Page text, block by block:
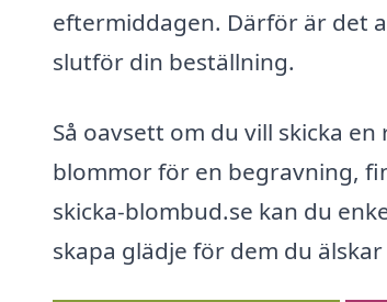
eftermiddagen. Därför är det
slutför din beställning.
Så oavsett om du vill skicka
blommor för en begravning,
skicka-blombud.se kan du
skapa glädje för dem du